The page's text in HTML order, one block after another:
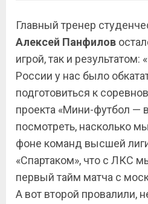
Главный тренер
Алексей Панфилов
игрой, так и результатом:
России у нас было
подготовиться к
проекта «Мини-футбол —
посмотреть, насколько
фоне команд высшей
«Спартаком», что с ЛКС
первый тайм матча с
А вот второй провалили,